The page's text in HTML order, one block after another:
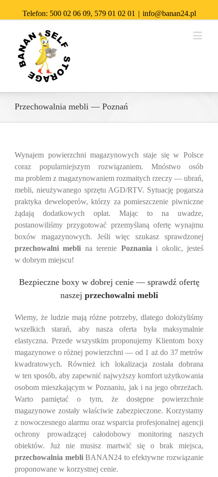
Telefon: 500 02 06 09, 579 01 02 01 | info@banan24.pl
Przechowalnia mebli — Poznań
Wynajem powierzchni magazynowych staje się w Polsce
coraz popularniejszym rozwiązaniem. Mnóstwo osób
ma problem z magazynowaniem rozmaitych rzeczy — ubrań,
mebli, nieużywanego sprzętu AGD/RTV. Sytuację pogarsza
praktyka deweloperów, którzy za pomieszczenie piwniczne
żądają dodatkowych opłat. Mając to na uwadze,
postanowiliśmy przygotować przemyślaną ofertę wynajmu
boxów magazynowych. Jeśli więc szukasz sprawdzonej
przechowalni mebli na terenie Poznania i okolic, jesteś
w dobrym miejscu!
Bezpieczne boxy w dobrej cenie — sprawdź ofertę
naszej przechowalni mebli
Wiemy, że ludzie mają różne potrzeby, dlatego dołożyliśmy
wszelkich starań, aby nasza oferta była maksymalnie
elastyczna. Przede wszystkim proponujemy Klientom boxy
magazynowe o różnej powierzchni — od 1 aż do 37 metrów
kwadratowych. Również ich lokalizacja została dobrana
w ten sposób, aby zapewnić najwyższy komfort użytkowania
osobom mieszkającym w Poznaniu, jak i na jego obrzeżach.
Warto pamiętać o tym, że dostępne powierzchnie
magazynowe zostały właściwie zabezpieczone. Korzystamy
z nowoczesnego alarmu oraz wsparcia profesjonalnej agencji
ochrony prowadzącej całodobowy monitoring naszych
obiektów. Już nie musisz martwić się o brak miejsca,
przechowalnia mebliBANAN24 to efektywne rozwiązanie
proponowane w korzystnej cenie.